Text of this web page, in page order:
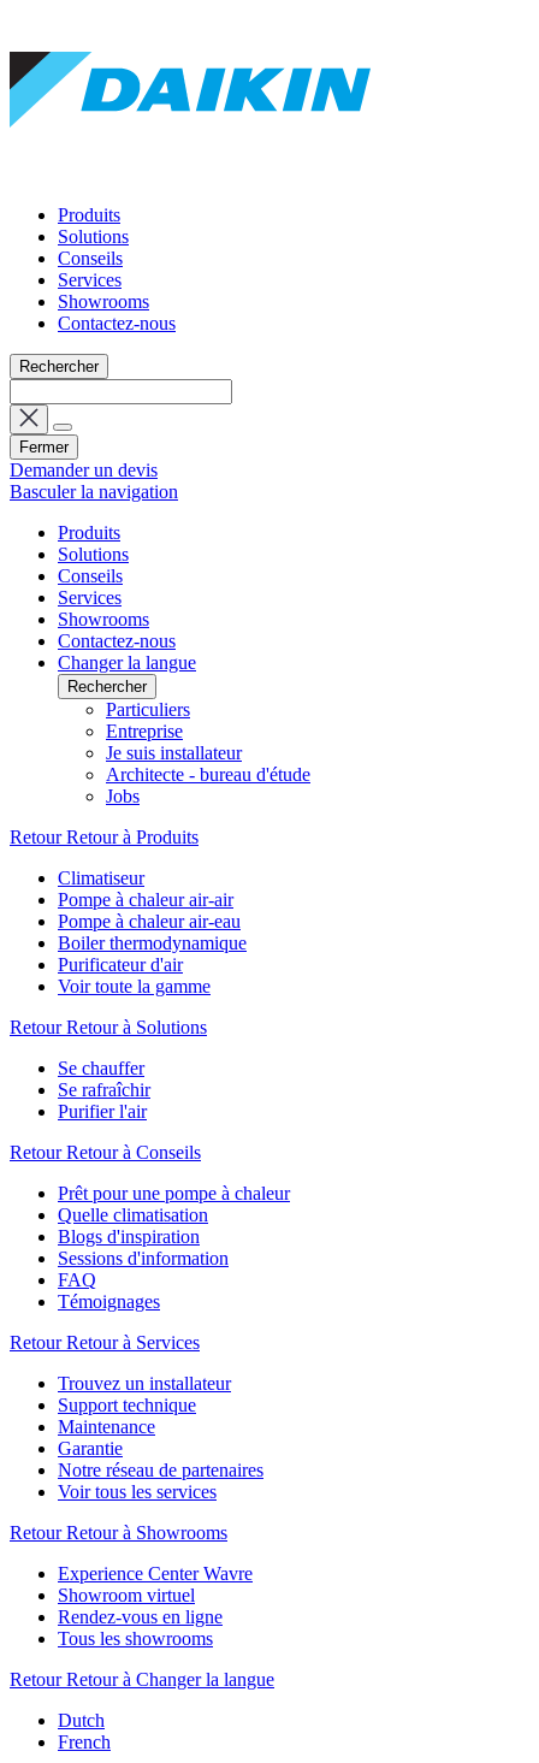
Produits
Solutions
Conseils
Services
Showrooms
Contactez-nous
Rechercher
Fermer
Demander un devis
Basculer la navigation
Produits
Solutions
Conseils
Services
Showrooms
Contactez-nous
Changer la langue
Rechercher
Particuliers
Entreprise
Je suis installateur
Architecte - bureau d'étude
Jobs
Retour Retour à Produits
Climatiseur
Pompe à chaleur air-air
Pompe à chaleur air-eau
Boiler thermodynamique
Purificateur d'air
Voir toute la gamme
Retour Retour à Solutions
Se chauffer
Se rafraîchir
Purifier l'air
Retour Retour à Conseils
Prêt pour une pompe à chaleur
Quelle climatisation
Blogs d'inspiration
Sessions d'information
FAQ
Témoignages
Retour Retour à Services
Trouvez un installateur
Support technique
Maintenance
Garantie
Notre réseau de partenaires
Voir tous les services
Retour Retour à Showrooms
Experience Center Wavre
Showroom virtuel
Rendez-vous en ligne
Tous les showrooms
Retour Retour à Changer la langue
Dutch
French